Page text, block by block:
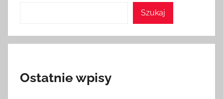
Szukaj
Ostatnie wpisy